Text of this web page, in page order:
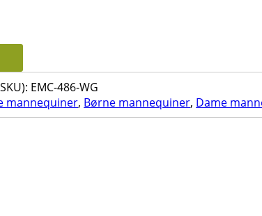
EMC-486-WG
mannequiner, Børne mannequiner, Dame